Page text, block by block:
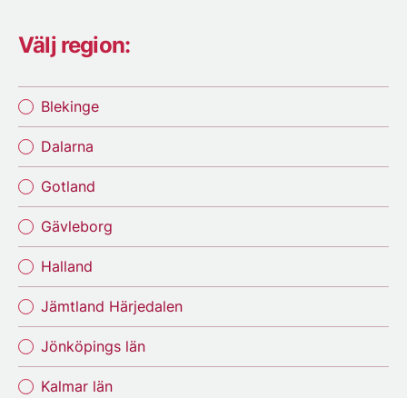
Välj region:
Blekinge
Dalarna
Gotland
Gävleborg
Halland
Jämtland Härjedalen
Jönköpings län
Kalmar län